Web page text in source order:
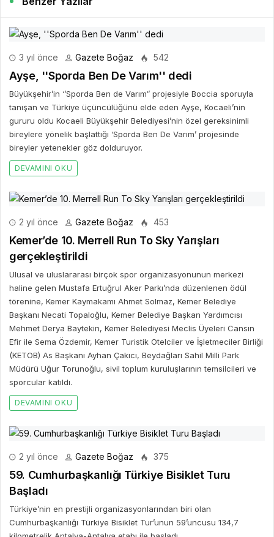
3 yıl önce Gazete Boğaz 542
Ayşe, ''Sporda Ben De Varım'' dedi
Büyükşehir’in ‘’Sporda Ben de Varım‘’ projesiyle Boccia sporuyla
tanışan ve Türkiye üçüncülüğünü elde eden Ayşe, Kocaeli’nin
gururu oldu Kocaeli Büyükşehir Belediyesi’nin özel gereksinimli
bireylere yönelik başlattığı ‘Sporda Ben De Varım’ projesinde
bireyler yetenekler göz dolduruyor.
DEVAMINI OKU
2 yıl önce Gazete Boğaz 453
Kemer’de 10. Merrell Run To Sky Yarışları
gerçekleştirildi
Ulusal ve uluslararası birçok spor organizasyonunun merkezi
haline gelen Mustafa Ertuğrul Aker Parkı’nda düzenlenen ödül
törenine, Kemer Kaymakamı Ahmet Solmaz, Kemer Belediye
Başkanı Necati Topaloğlu, Kemer Belediye Başkan Yardımcısı
Mehmet Derya Baytekin, Kemer Belediyesi Meclis Üyeleri Cansın
Efir ile Sema Özdemir, Kemer Turistik Otelciler ve İşletmeciler Birliği
(KETOB) As Başkanı Ayhan Çakıcı, Beydağları Sahil Milli Park
Müdürü Uğur Torunoğlu, sivil toplum kuruluşlarının temsilcileri ve
sporcular katıldı.
DEVAMINI OKU
2 yıl önce Gazete Boğaz 375
59. Cumhurbaşkanlığı Türkiye Bisiklet Turu
Başladı
Türkiye’nin en prestijli organizasyonlarından biri olan
Cumhurbaşkanlığı Türkiye Bisiklet Tur’unun 59’uncusu 134,7